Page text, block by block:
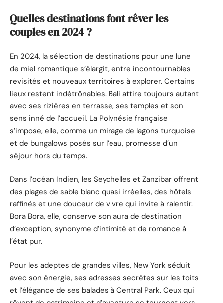
Quelles destinations font rêver les
couples en 2024 ?
En 2024, la sélection de destinations pour une lune
de miel romantique s’élargit, entre incontournables
revisités et nouveaux territoires à explorer. Certains
lieux restent indétrônables. Bali attire toujours autant
avec ses rizières en terrasse, ses temples et son
sens inné de l’accueil. La Polynésie française
s’impose, elle, comme un mirage de lagons turquoise
et de bungalows posés sur l’eau, promesse d’un
séjour hors du temps.
Dans l’océan Indien, les Seychelles et Zanzibar offrent
des plages de sable blanc quasi irréelles, des hôtels
raffinés et une douceur de vivre qui invite à ralentir.
Bora Bora, elle, conserve son aura de destination
d’exception, synonyme d’intimité et de romance à
l’état pur.
Pour les adeptes de grandes villes, New York séduit
avec son énergie, ses adresses secrètes sur les toits
et l’élégance de ses balades à Central Park. Ceux qui